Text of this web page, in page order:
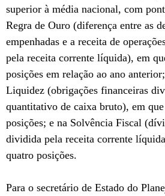
superior à média nacional, com
Regra de Ouro (diferença entre as
empenhadas e a receita de
pela receita corrente líquida), em
posições em relação ao ano
Liquidez (obrigações financeiras
quantitativo de caixa bruto), em
posições; e na Solvência Fiscal
dividida pela receita corrente
quatro posições.
Para o secretário de Estado do